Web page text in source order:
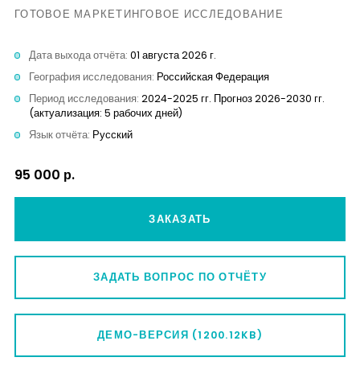
ГОТОВОЕ МАРКЕТИНГОВОЕ ИССЛЕДОВАНИЕ
Дата выхода отчёта: 01 августа 2026 г.
География исследования: Российская Федерация
Период исследования: 2024-2025 гг. Прогноз 2026-2030 гг.
(актуализация: 5 рабочих дней)
Язык отчёта: Русский
95 000 р.
ЗАКАЗАТЬ
ЗАДАТЬ ВОПРОС ПО ОТЧЁТУ
ДЕМО-ВЕРСИЯ (1200.12KB)